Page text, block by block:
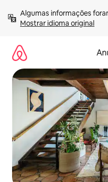
para
Mostrar idioma original